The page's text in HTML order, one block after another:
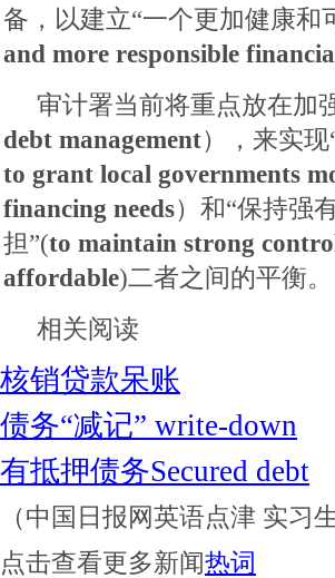
备，以建立“一个更加健康和
and more responsible
审计署当前将重点放在加
debt management），来实
to grant local governments
financing needs）和“保持强
担”(to maintain strong
affordable)二者之间的平衡。
相关阅读
核销贷款呆账
债务“减记” write-down
有抵押债务Secured debt
（中国日报网英语点津 实习
点击查看更多新闻热词